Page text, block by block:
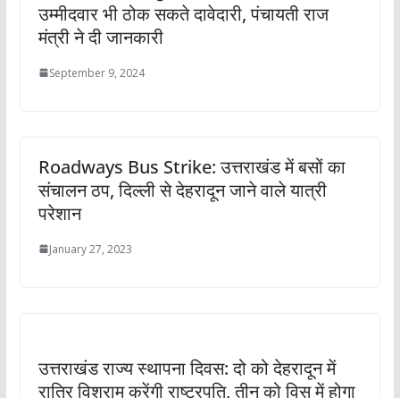
उम्मीदवार भी ठोक सकते दावेदारी, पंचायती राज
मंत्री ने दी जानकारी
September 9, 2024
Roadways Bus Strike: उत्तराखंड में बसों का
संचालन ठप, दिल्ली से देहरादून जाने वाले यात्री
परेशान
January 27, 2023
उत्तराखंड राज्य स्थापना दिवस: दो को देहरादून में
रात्रि विश्राम करेंगी राष्ट्रपति, तीन को विस में होगा